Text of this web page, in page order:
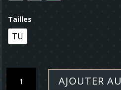
Tailles
TU
AJOUTER